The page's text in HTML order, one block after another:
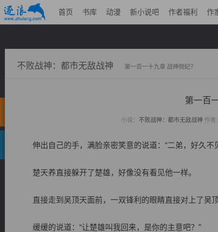
首页 书库 动漫 新小说吧 作者福利 作
不败战神：都市无敌战神 第一百一十九章 战神侧妃？
第一百
小说： 不败战神：都市无敌战神 作者
伸出自己的手，满脸亲密笑意的说道：“二弟，好久
楚天养直接躲开了楚雄，好像没有看见他一样。
直接走到吴顶天面前，一双锋利的眼睛直接对上了吴
缓缓的说道：“让楚雄叫我回来，是你的主意吧？”